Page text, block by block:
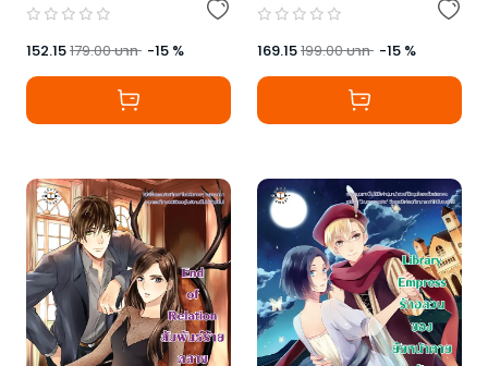
152.15179.00บาท -15 % 169.15199.00บาท -15 %